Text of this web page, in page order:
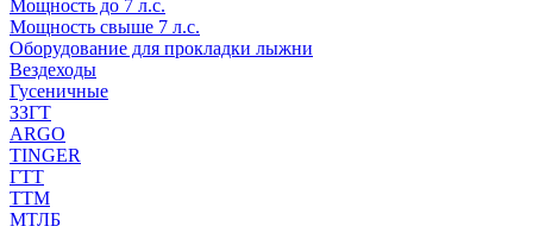
Мощность до 7 л.с.
Мощность свыше 7 л.с.
Оборудование для прокладки лыжни
Вездеходы
Гусеничные
ЗЗГТ
ARGO
TINGER
ГТТ
ТТМ
МТЛБ